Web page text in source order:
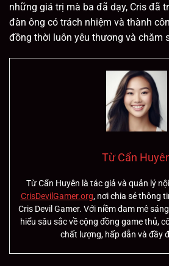
những giá trị mà ba đã dạy, Cris đã
đàn ông có trách nhiệm và thành
đồng thời luôn yêu thương và chăm
Từ Cẩn
Từ Cẩn Huyên là tác giả và quản lý
CrisDevilGamer.org, nơi chia sẻ thông
Cris Devil Gamer. Với niềm đam mê
hiểu sâu sắc về cộng đồng game thủ,
chất lượng, hấp dẫn và đầy